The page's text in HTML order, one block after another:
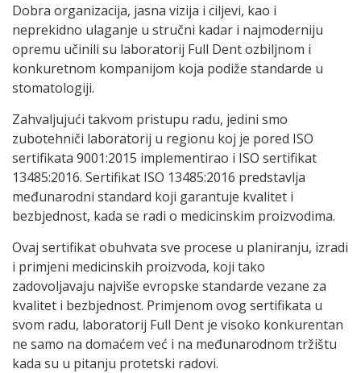
Dobra organizacija, jasna vizija i ciljevi, kao i
neprekidno ulaganje u stručni kadar i najmoderniju
opremu učinili su laboratorij Full Dent ozbiljnom i
konkuretnom kompanijom koja podiže standarde u
stomatologiji.
Zahvaljujući takvom pristupu radu, jedini smo
zubotehniči laboratorij u regionu koj je pored ISO
sertifikata 9001:2015 implementirao i ISO sertifikat
13485:2016. Sertifikat ISO 13485:2016 predstavlja
međunarodni standard koji garantuje kvalitet i
bezbjednost, kada se radi o medicinskim proizvodima.
Ovaj sertifikat obuhvata sve procese u planiranju, izradi
i primjeni medicinskih proizvoda, koji tako
zadovoljavaju najviše evropske standarde vezane za
kvalitet i bezbjednost. Primjenom ovog sertifikata u
svom radu, laboratorij Full Dent je visoko konkurentan
ne samo na domaćem već i na međunarodnom tržištu
kada su u pitanju protetski radovi.